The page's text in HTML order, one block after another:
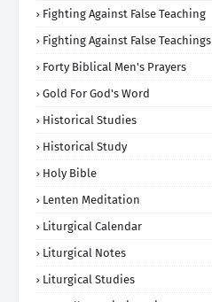
Fighting Against False Teaching
Fighting Against False Teachings
Forty Biblical Men's Prayers
Gold For God's Word
Historical Studies
Historical Study
Holy Bible
Lenten Meditation
Liturgical Calendar
Liturgical Notes
Liturgical Studies